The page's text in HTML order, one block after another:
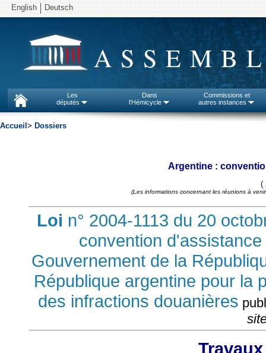
English Deutsch
Les
députés
Dans
l'Hémicycle
Commissions et
autres instances
Accueil > Dossiers
Argentine :
(
(Les informations concernant les réunions à
Loi n° 2004-1113 du 20
convention
Gouvernement de la
République argentine pour la
des infractions douanières